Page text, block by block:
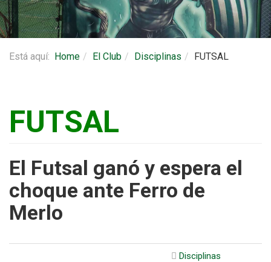
Está aquí: Home El Club Disciplinas FUTSAL
FUTSAL
El Futsal ganó y espera el
choque ante Ferro de
Merlo
Disciplinas